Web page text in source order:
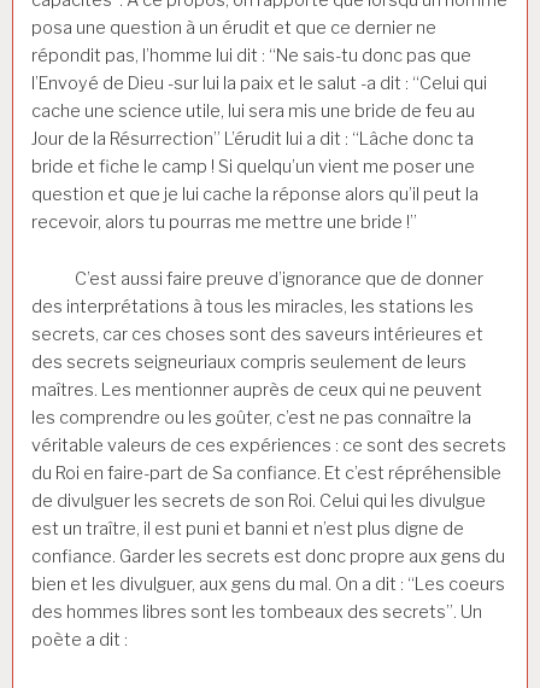
posa une question à un érudit et que ce dernier ne
répondit pas, l’homme lui dit : “Ne sais-tu donc pas que
l’Envoyé de Dieu -sur lui la paix et le salut -a dit : “Celui qui
cache une science utile, lui sera mis une bride de feu au
Jour de la Résurrection” L’érudit lui a dit : “Lâche donc ta
bride et fiche le camp ! Si quelqu’un vient me poser une
question et que je lui cache la réponse alors qu’il peut la
recevoir, alors tu pourras me mettre une bride !”
C’est aussi faire preuve d’ignorance que de donner
des interprétations à tous les miracles, les stations les
secrets, car ces choses sont des saveurs intérieures et
des secrets seigneuriaux compris seulement de leurs
maîtres. Les mentionner auprès de ceux qui ne peuvent
les comprendre ou les goûter, c’est ne pas connaître la
véritable valeurs de ces expériences : ce sont des secrets
du Roi en faire-part de Sa confiance. Et c’est répréhensible
de divulguer les secrets de son Roi. Celui qui les divulgue
est un traître, il est puni et banni et n’est plus digne de
confiance. Garder les secrets est donc propre aux gens du
bien et les divulguer, aux gens du mal. On a dit : “Les coeurs
des hommes libres sont les tombeaux des secrets”. Un
poète a dit :